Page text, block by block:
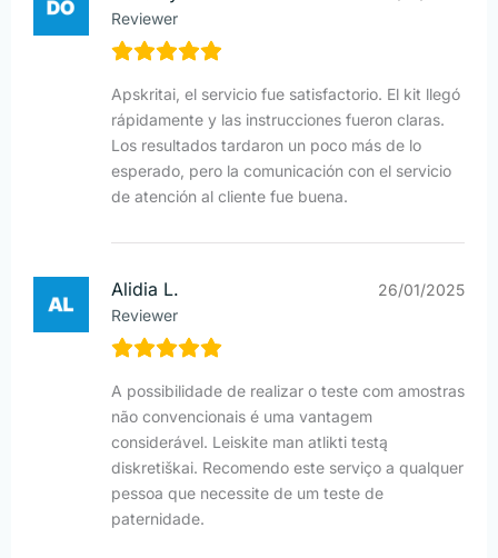
Reviewer
Apskritai, el servicio fue satisfactorio. El kit llegó
rápidamente y las instrucciones fueron claras.
Los resultados tardaron un poco más de lo
esperado, pero la comunicación con el servicio
de atención al cliente fue buena.
Alidia L.
Reviewer
26/01/2025
A possibilidade de realizar o teste com amostras
não convencionais é uma vantagem
considerável. Leiskite man atlikti testą
diskretiškai. Recomendo este serviço a qualquer
pessoa que necessite de um teste de
paternidade.